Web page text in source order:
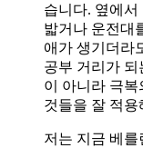
습니다. 옆에
밟거나 운전대
애가 생기더라
공부 거리가
이 아니라 극
것들을 잘 적
저는 지금 베를